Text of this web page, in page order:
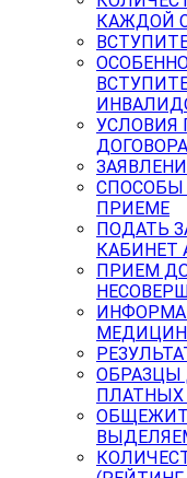
КАЖДОЙ
УСЛОВИЯ
СПОСОБЫ
ПРИЕМЕ
ПОДАТЬ
КАБИНЕТ
ПРИЕМ
ОБРАЗЦЫ
ПЛАТНЫХ